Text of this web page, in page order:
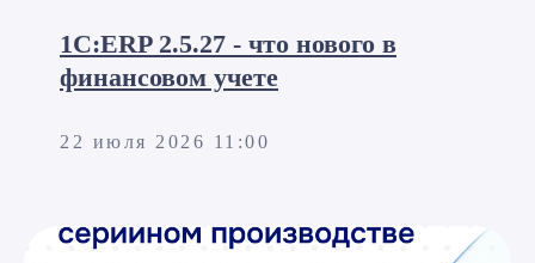
1С:ERP 2.5.27 - что нового в
финансовом учете
22 июля 2026 11:00